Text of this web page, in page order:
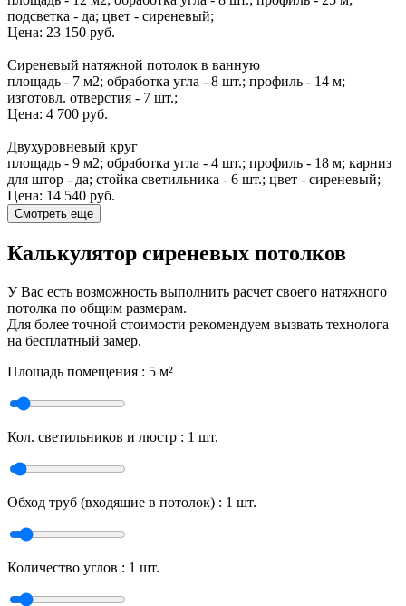
подсветка - да; цвет - сиреневый;
Цена: 23 150 руб.
Сиреневый натяжной потолок в ванную
площадь - 7 м2; обработка угла - 8 шт.; профиль - 14 м;
изготовл. отверстия - 7 шт.;
Цена: 4 700 руб.
Двухуровневый круг
площадь - 9 м2; обработка угла - 4 шт.; профиль - 18 м; карниз
для штор - да; стойка светильника - 6 шт.; цвет - сиреневый;
Цена: 14 540 руб.
Смотреть еще
Калькулятор сиреневых потолков
У Вас есть возможность выполнить расчет своего натяжного
потолка по общим размерам.
Для более точной стоимости рекомендуем вызвать технолога
на бесплатный замер.
Площадь помещения : 5 м²
Кол. светильников и люстр : 1 шт.
Обход труб (входящие в потолок) : 1 шт.
Количество углов : 1 шт.